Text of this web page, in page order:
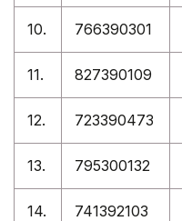
10. 766390301
11. 827390109
12. 723390473
13. 795300132
14. 741392103